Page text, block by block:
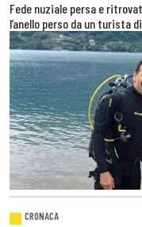
Fede nuziale persa e
l’anello perso da un turista
CRONACA